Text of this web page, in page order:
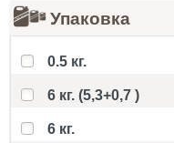
Упаковка
0.5 кг.
6 кг. (5,3+0,7 )
6 кг.